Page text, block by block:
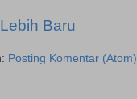
Baru
Posting Komentar (Atom)